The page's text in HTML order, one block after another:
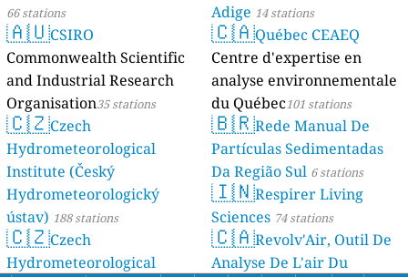
66 stations
🇦🇺CSIRO
Commonwealth Scientific
and Industrial Research
Organisation35 stations
🇨🇿Czech
Hydrometeorological
Institute (Český
Hydrometeorologický
ústav) 188 stations
🇨🇿Czech
Hydrometeorological
Adige 14 stations
🇨🇦Québec CEAEQ
Centre d'expertise en
analyse environnementale
du Québec101 stations
🇧🇷Rede Manual De
Partículas Sedimentadas
Da Região Sul 6 stations
🇮🇳Respirer Living
Sciences 74 stations
🇨🇦Revolv'Air, Outil De
Analyse De L'air Du